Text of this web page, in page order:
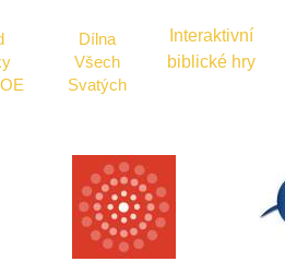
Dílna
Všech
Svatých
Interaktivní
biblické hry